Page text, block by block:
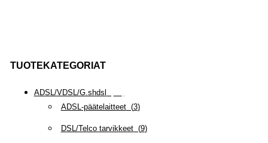
TUOTEKATEGORIAT
ADSL/VDSL/G.shdsl
ADSL-päätelaitteet(3)
DSL/Telco tarvikkeet(9)